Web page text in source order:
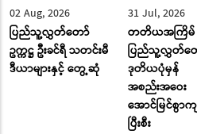
02 Aug, 2026
ပြည်သူ့လွှတ်တော်
ဥက္ကဋ္ဌ ဦးခင်ရီ သတင်းမီ
ဒီယာများနှင့် တွေ့ဆုံ
31 Jul, 2026
တတိယအကြိမ်
ပြည်သူ့လွှတ်တ
ဒုတိယပုံမှန်
အစည်းအဝေး
အောင်မြင်စွာက
ပြီးစီး